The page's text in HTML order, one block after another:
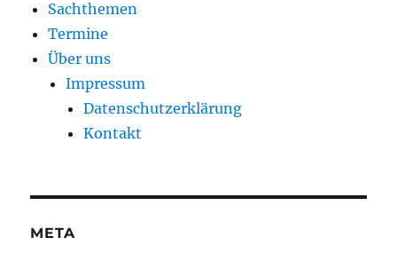
Sachthemen
Termine
Über uns
Impressum
Datenschutzerklärung
Kontakt
META